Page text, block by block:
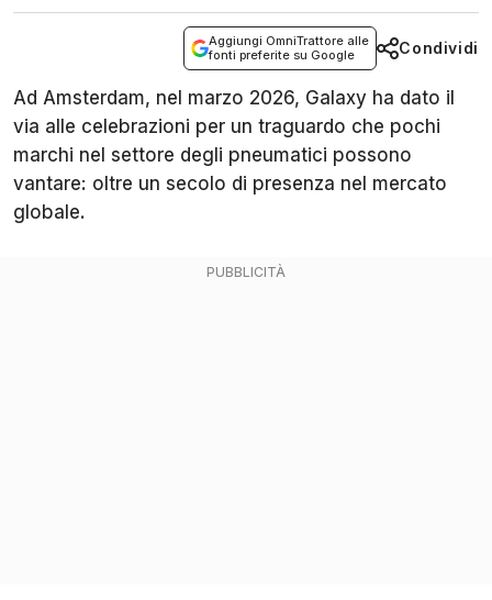
Aggiungi OmniTrattore alle
fonti preferite su Google
Condividi
Ad Amsterdam, nel marzo 2026, Galaxy ha dato il
via alle celebrazioni per un traguardo che pochi
marchi nel settore degli pneumatici possono
vantare: oltre un secolo di presenza nel mercato
globale.